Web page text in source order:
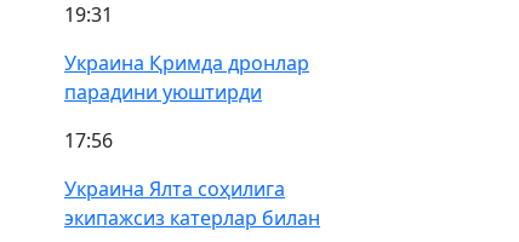
19:31
Украина Қримда дронлар
парадини уюштирди
17:56
Украина Ялта соҳилига
экипажсиз катерлар билан